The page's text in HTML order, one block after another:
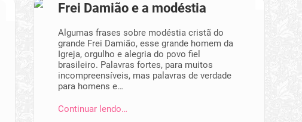
Frei Damião e a modéstia
Algumas frases sobre modéstia cristã do
grande Frei Damião, esse grande homem da
Igreja, orgulho e alegria do povo fiel
brasileiro. Palavras fortes, para muitos
incompreensíveis, mas palavras de verdade
para homens e…
Continuar lendo…